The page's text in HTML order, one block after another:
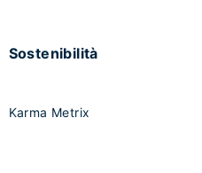
Sostenibilità
Karma Metrix